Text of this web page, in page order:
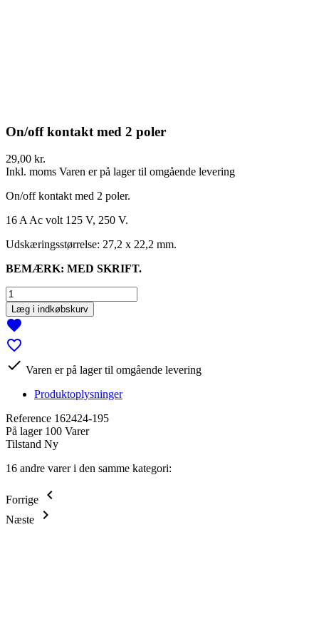
On/off kontakt med 2 poler
29,00 kr.
Inkl. moms Varen er på lager til omgående levering
On/off kontakt med 2 poler.
16 A Ac volt 125 V, 250 V.
Udskæringsstørrelse: 27,2 x 22,2 mm.
BEMÆRK: MED SKRIFT.
Læg i indkøbskurv
favorite
favorite_border
 Varen er på lager til omgående levering
Produktoplysninger
Reference 162424-195
På lager 100 Varer
Tilstand Ny
16 andre varer i den samme kategori:
Forrige keyboard_arrow_left
Næste keyboard_arrow_right